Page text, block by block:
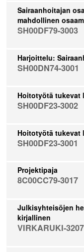
Sairaanhoitajan
mahdollinen
SH00DF79-3003
Harjoittelu:
SH00DN74-3001
Hoitotyötä tukevat
SH00DF23-3002
Hoitotyötä tukevat
SH00DF23-3001
Projektipaja
8C00CC79-3017
Julkisyhteisöjen
kirjallinen
VIRKARUKI-3207